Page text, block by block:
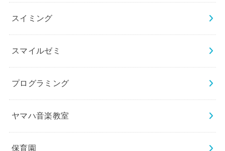
スイミング
スマイルゼミ
プログラミング
ヤマハ音楽教室
保育園